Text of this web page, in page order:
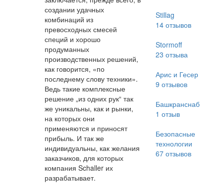
создании удачных
комбинаций из
превосходных смесей
специй и хорошо
продуманных
производственных решений,
как говорится, «по
последнему слову техники».
Ведь такие комплексные
решение „из одних рук“ так
же уникальны, как и рынки,
на которых они
применяются и приносят
прибыль. И так же
индивидуальны, как желания
заказчиков, для которых
компания Schaller их
разрабатывает.
Stillag
14отзывов
Stormoff
23 отзыва
Арис и Гесер
9 отзывов
Башкранснаб
1 отзыв
Безопасные
технологии
67отзывов